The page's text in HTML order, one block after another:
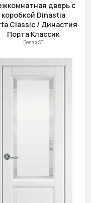
дверь с
коробкой Dinastia
Classic / Династия
Порта Классик
Белая ST